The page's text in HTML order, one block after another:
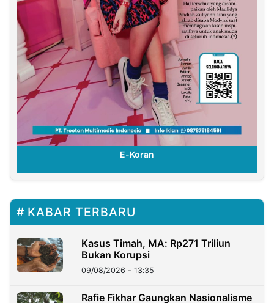
E-Koran
KABAR TERBARU
Kasus Timah, MA: Rp271 Triliun
Bukan Korupsi
09/08/2026 - 13:35
Rafie Fikhar Gaungkan Nasionalisme